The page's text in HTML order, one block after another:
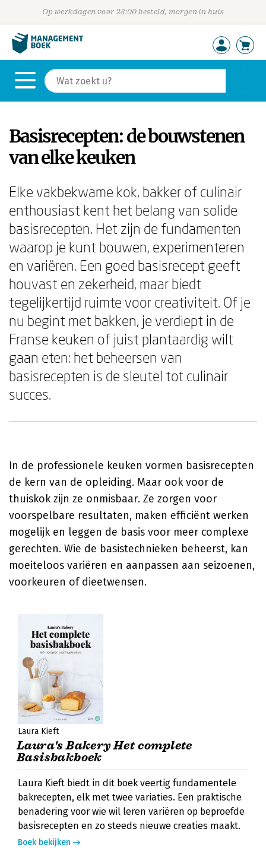
Op werkdagen voor 23:00 besteld, morgen in huis
Basisrecepten: de bouwstenen
van elke keuken
Elke vakbekwame kok, bakker of culinair
enthousiast kent het belang van solide
basisrecepten. Het zijn de fundamenten
waarop je kunt bouwen, experimenteren
en variëren. Een goed basisrecept geeft
houvast en zekerheid, maar biedt
tegelijkertijd ruimte voor creativiteit. Of je
nu begint met bakken, je verdiept in de
Franse keuken of juist plantaardig wilt
gaan eten: het beheersen van
basisrecepten is de sleutel tot culinair
succes.
In de professionele keuken vormen basisrecepten
de kern van de opleiding. Maar ook voor de
thuiskok zijn ze onmisbaar. Ze zorgen voor
voorspelbare resultaten, maken efficiënt werken
mogelijk en leggen de basis voor meer complexe
gerechten. Wie de basistechnieken beheerst, kan
moeiteloos variëren en aanpassen aan seizoenen,
voorkeuren of dieetwensen.
Laura Kieft
Laura's Bakery Het complete
Basisbakboek
Laura Kieft biedt in dit boek veertig fundamentele
bakrecepten, elk met twee variaties. Een praktische
benadering voor wie wil leren variëren op beproefde
basisrecepten en zo steeds nieuwe creaties maakt.
Boek bekijken